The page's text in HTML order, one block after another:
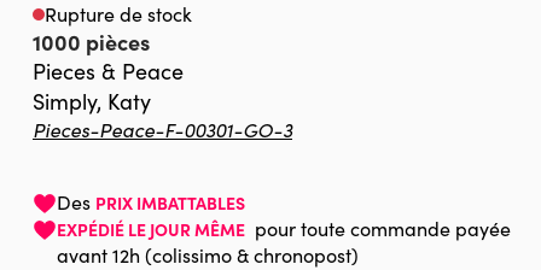
Rupture de stock
1000 pièces
Pieces & Peace
Simply, Katy
Pieces-Peace-F-00301-GO-3
Des PRIX IMBATTABLES
EXPÉDIÉ LE JOUR MÊME pour toute commande payée
avant 12h (colissimo & chronopost)